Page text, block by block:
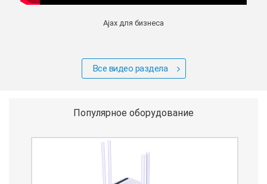
Ajax для бизнеса
Все видео раздела
Популярное оборудование